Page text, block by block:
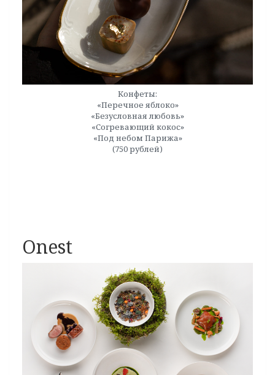
Конфеты:
«Перечное яблоко»
«Безусловная любовь»
«Согревающий кокос»
«Под небом Парижа»
(750 рублей)
Onest